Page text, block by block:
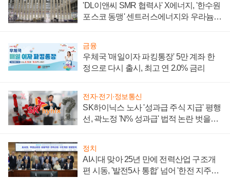
'DL이앤씨 SMR 협력사' X에너지, '한수원
포스코 동맹' 센트러스에너지와 우라늄
금융
우체국 '매일이자 파킹통장' 5만 계좌 한
정으로 다시 출시, 최고 연 2.0% 금리
전자·전기·정보통신
SK하이닉스 노사 '성과급 주식 지급' 평행
선, 곽노정 'N% 성과급' 법적 논란 벗을지
정치
AI시대 맞아 25년 만에 전력산업 구조개
편 시동, '발전5사 통합' 넘어 '한전 지주사'